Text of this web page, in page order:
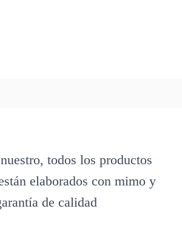
todos los productos
elaborados con mimo y
de calidad